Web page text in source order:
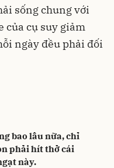
sống chung với
của cụ suy giảm
ngày đều phải đối
bao lâu nữa, chỉ
phải hít thở cái
này.